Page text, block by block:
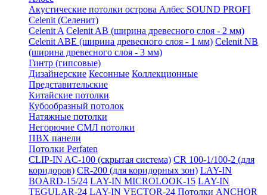
Акустические потолки острова Албес SOUND PROFI
Celenit (Селенит)
Celenit A Celenit AB (ширина древесного слоя - 2 мм)
Celenit ABE (ширина древесного слоя - 1 мм) Celenit NB
(ширина древесного слоя - 3 мм)
Гинтр (гипсовые)
Дизайнерские Кесонные Коллекционные
Представительские
Китайские потолки
Кубообразный потолок
Натяжные потолки
Негорючие СМЛ потолки
ПВХ панели
Потолки Perfaten
CLIP-IN AC-100 (скрытая система) CR 100-1/100-2 (для
коридоров) CR-200 (для коридорных зон) LAY-IN
BOARD-15/24 LAY-IN MICROLOOK-15 LAY-IN
TEGULAR-24 LAY-IN VECTOR-24 Потолки ANCHOR